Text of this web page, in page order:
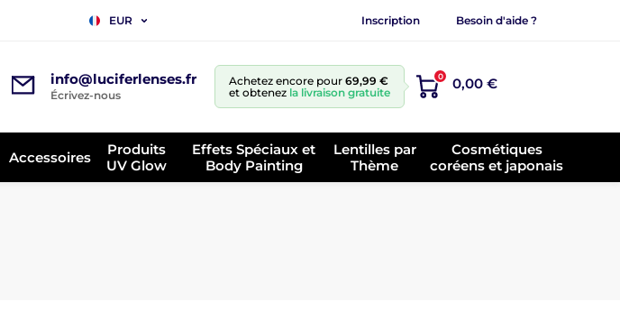
EUR Inscription Besoin d'aide ?
info@luciferlenses.fr
Écrivez-nous
Achetez encore pour 69,99 €
et obtenez la livraison gratuite
0 0,00 €
Accessoires
Produits
UV Glow
Effets Spéciaux et
Body Painting
Lentilles par
Thème
Cosmétiques
coréens et japonais